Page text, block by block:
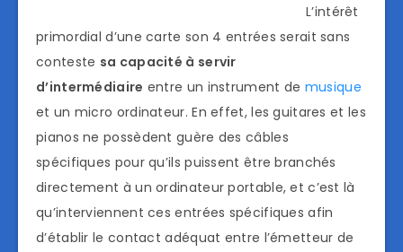
L’intérêt
primordial d’une carte son 4 entrées serait sans
conteste sa capacité à servir
d’intermédiaire entre un instrument de musique
et un micro ordinateur. En effet, les guitares et les
pianos ne possèdent guère des câbles
spécifiques pour qu’ils puissent être branchés
directement à un ordinateur portable, et c’est là
qu’interviennent ces entrées spécifiques afin
d’établir le contact adéquat entre l’émetteur de